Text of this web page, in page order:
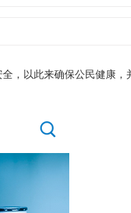
，以此来确保公民健康，